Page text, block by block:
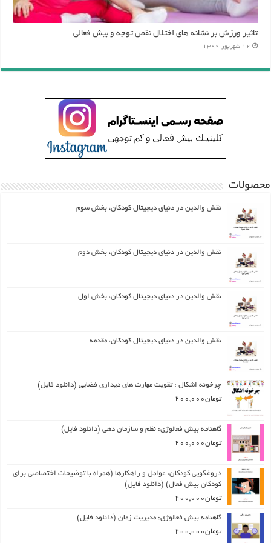
تاثیر ورزش بر نشانه های اختلال نقص توجه و بیش فعالی
12 شهریور 1399
محصولات
نقش والدین در دنیای دیجیتال کودکان، بخش سوم
نقش والدین در دنیای دیجیتال کودکان، بخش دوم
نقش والدین در دنیای دیجیتال کودکان، بخش اول
نقش والدین در دنیای دیجیتال کودکان، مقدمه
چرخونه اشکال : تقویت مهارت های دیداری فضایی (دانلود فایل)
تومان200,000
گاهنامه بیش فعالوژی: نظم و سازمان دهی (دانلود فایل)
تومان200,000
دروغگویی کودکان، عوامل و راهکارها (همراه با توضیحات اختصاصی برای
کودکان بیش فعال) (دانلود فایل)
تومان200,000
گاهنامه بیش فعالوژی: مدیریت زمان (دانلود فایل)
تومان200,000